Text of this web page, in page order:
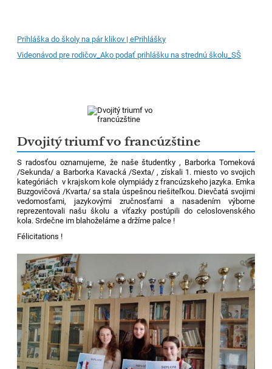
Prihláška do školy na pár klikov | ePrihlášky
Videonávod pre rodičov_Ako podať prihlášku na strednú školu_SŠ
Dvojitý triumf vo francúzštine
S radosťou oznamujeme, že naše študentky , Barborka Tomeková
/Sekunda/ a Barborka Kavacká /Sexta/ , získali 1. miesto vo svojich
kategóriách v krajskom kole olympiády z francúzskeho jazyka. Emka
Buzgovičová /Kvarta/ sa stala úspešnou riešiteľkou. Dievčatá svojimi
vedomosťami, jazykovými zručnosťami a nasadením výborne
reprezentovali našu školu a víťazky postúpili do celoslovenského
kola. Srdečne im blahoželáme a držíme palce !
Félicitations !